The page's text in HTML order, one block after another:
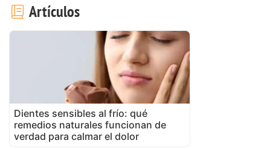
Artículos
Dientes sensibles al frío: qué
remedios naturales funcionan de
verdad para calmar el dolor